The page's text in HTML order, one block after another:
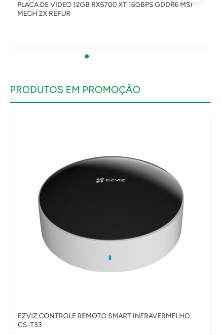
PLACA DE VIDEO 12GB RX6700 XT 16GBPS GDDR6 MSI
MECH 2X REFUR
PRODUTOS EM PROMOÇÃO
EZVIZ CONTROLE REMOTO SMART INFRAVERMELHO
CS-T33